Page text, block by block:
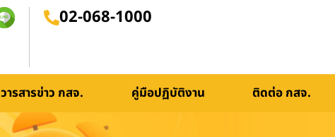
02-068-1000
วารสารข่าว กสจ. คู่มือปฏิบัติงาน ติดต่อ กสจ.